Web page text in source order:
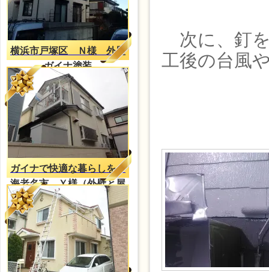
横浜市戸塚区 Ｎ様 外壁
ガイナ塗装
ガイナで快適な暮らしを
海老名市 Ｙ様（外壁と屋
根共に、ガイナ）
次に、釘
工後の台風